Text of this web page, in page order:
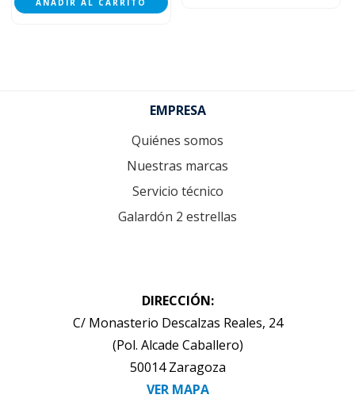
EMPRESA
Quiénes somos
Nuestras marcas
Servicio técnico
Galardón 2 estrellas
DIRECCIÓN:
C/ Monasterio Descalzas Reales, 24
(Pol. Alcade Caballero)
50014 Zaragoza
VER MAPA